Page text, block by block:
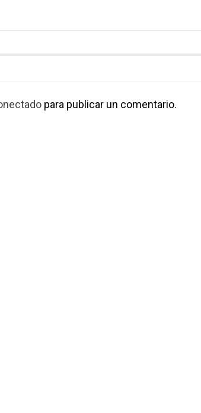
para publicar un comentario.